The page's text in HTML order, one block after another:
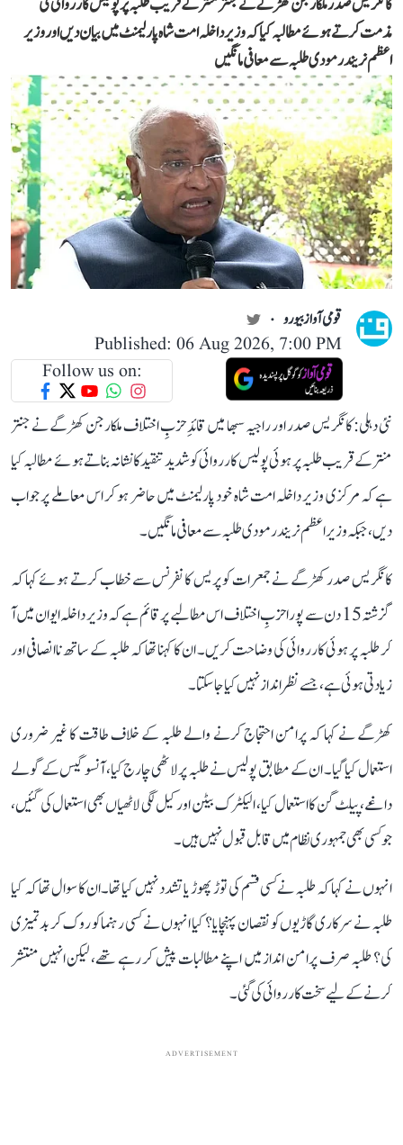
مذمت کرتے ہوئے مطالبہ کیا کہ وزیر داخلہ امت شاہ پارلیمنٹ میں بیان دیں اور وزیر
اعظم نریندر مودی طلبہ سے معافی مانگیں
قومی آواز بیورو
Published: 06 Aug 2026, 7:00 PM
Follow us on:
نئی دہلی: کانگریس صدر اور راجیہ سبھا میں قائدِ حزبِ اختلاف ملکارجن کھڑگے نے جنتر
منتر کے قریب طلبہ پر ہوئی پولیس کارروائی کو شدید تنقید کا نشانہ بناتے ہوئے مطالبہ کیا
ہے کہ مرکزی وزیر داخلہ امت شاہ خود پارلیمنٹ میں حاضر ہو کر اس معاملے پر جواب
دیں، جبکہ وزیر اعظم نریندر مودی طلبہ سے معافی مانگیں۔
کانگریس صدر کھڑگے نے جمعرات کو پریس کانفرنس سے خطاب کرتے ہوئے کہا کہ
گزشتہ 15 دن سے پورا حزبِ اختلاف اس مطالبے پر قائم ہے کہ وزیر داخلہ ایوان میں آ
کر طلبہ پر ہوئی کارروائی کی وضاحت کریں۔ ان کا کہنا تھا کہ طلبہ کے ساتھ ناانصافی اور
زیادتی ہوئی ہے، جسے نظر انداز نہیں کیا جا سکتا۔
کھڑگے نے کہا کہ پرامن احتجاج کرنے والے طلبہ کے خلاف طاقت کا غیر ضروری
استعمال کیا گیا۔ ان کے مطابق پولیس نے طلبہ پر لاٹھی چارج کیا، آنسو گیس کے گولے
داغے، پیلٹ گن کا استعمال کیا، الیکٹرک بیٹن اور کیل لگی لاٹھیاں بھی استعمال کی گئیں،
جو کسی بھی جمہوری نظام میں قابل قبول نہیں ہیں۔
انہوں نے کہا کہ طلبہ نے کسی قسم کی توڑ پھوڑ یا تشدد نہیں کیا تھا۔ ان کا سوال تھا کہ کیا
طلبہ نے سرکاری گاڑیوں کو نقصان پہنچایا؟ کیا انہوں نے کسی رہنما کو روک کر بدتمیزی
کی؟ طلبہ صرف پرامن انداز میں اپنے مطالبات پیش کر رہے تھے، لیکن انہیں منتشر
کرنے کے لیے سخت کارروائی کی گئی۔
ADVERTISEMENT